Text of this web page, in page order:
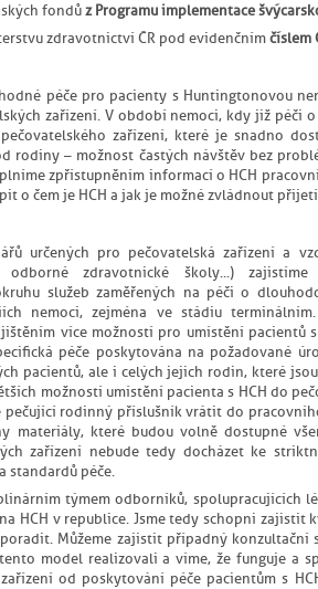
fondůz Programu implementace
zdravotnictví ČR pod evidenčnímčíslem
péče pro pacienty s Huntingtonovou
zařízení. V období nemoci, kdy již péči
zařízení, které je snadno
rodiny – možnost častých návštěv bez
zpřístupněním informací o HCH
o čem je HCH a jak je možné zvládnout
určených pro pečovatelská zařízení a
odborné zdravotnické školy...)
služeb zaměřených na péči o
nemoci, zejména ve stádiu
více možností pro umístění pacientů
péče poskytována na požadované
pacientů, ale i celých jejich rodin, které
možností umístění pacienta s HCH do
pečující rodinný příslušník vrátit do
materiály, které budou volně dostupné
zařízení nebude tedy docházet ke
standardů péče.
týmem odborníků, spolupracujících
HCH v republice. Jsme tedy schopni zajistit
Můžeme zajistit případný konzultační
model realizovali a víme, že funguje a
od poskytování péče pacientům s